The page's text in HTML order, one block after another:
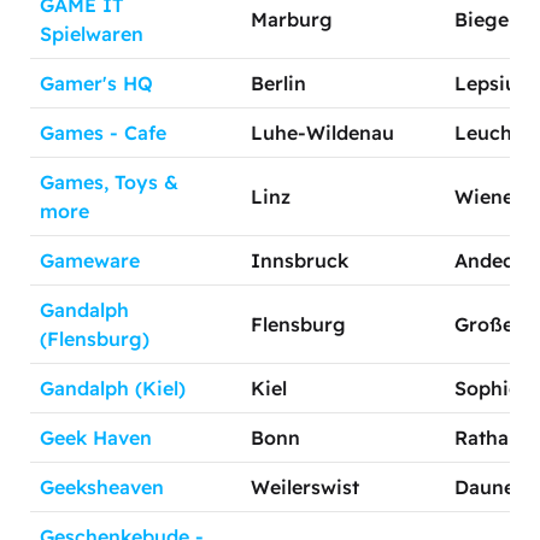
GAME IT
Spielwaren
Marburg
Gamer's HQ Berlin
Games - Cafe Luhe-Wildenau
Games, Toys &
more
Linz Wiener
Gameware Innsbruck
Gandalph
(Flensburg)
Flensburg Große
Gandalph (Kiel) Kiel
Geek Haven Bonn
Geeksheaven Weilerswist Dauner